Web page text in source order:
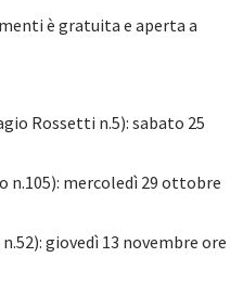
è gratuita e aperta a
Rossetti n.5): sabato 25
n.105): mercoledì 29 ottobre
giovedì 13 novembre ore